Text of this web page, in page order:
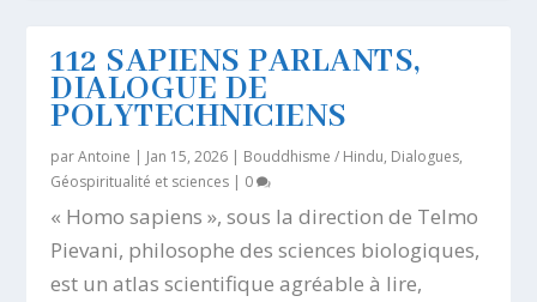
112 SAPIENS PARLANTS,
DIALOGUE DE
POLYTECHNICIENS
parAntoine | Jan 15, 2026 | Bouddhisme / Hindu, Dialogues,
Géospiritualité et sciences | 0
« Homo sapiens », sous la direction de Telmo
Pievani, philosophe des sciences biologiques,
est un atlas scientifique agréable à lire,